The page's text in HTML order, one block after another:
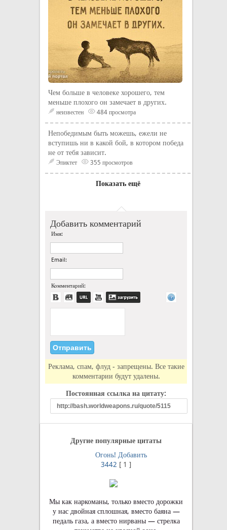
Чем больше в человеке хорошего, тем
меньше плохого он замечает в других.
неизвестен 484 просмотра
Непобедимым быть можешь, ежели не
вступишь ни в какой бой, в котором победа
не от тебя зависит.
Эпиктет 355 просмотров
Показать ещё
Добавить комментарий
Имя:
Email:
Комментарий:
Реклама, спам, флуд - запрещены. Все такие
комментарии будут удалены.
Постоянная ссылка на цитату:
Другие популярные цитаты
Огонь! Добавить
3442 [ 1 ]
Мы как наркоманы, только вместо дорожки
у нас двойная сплошная, вместо баяна —
педаль газа, а вместо нирваны — стрелка